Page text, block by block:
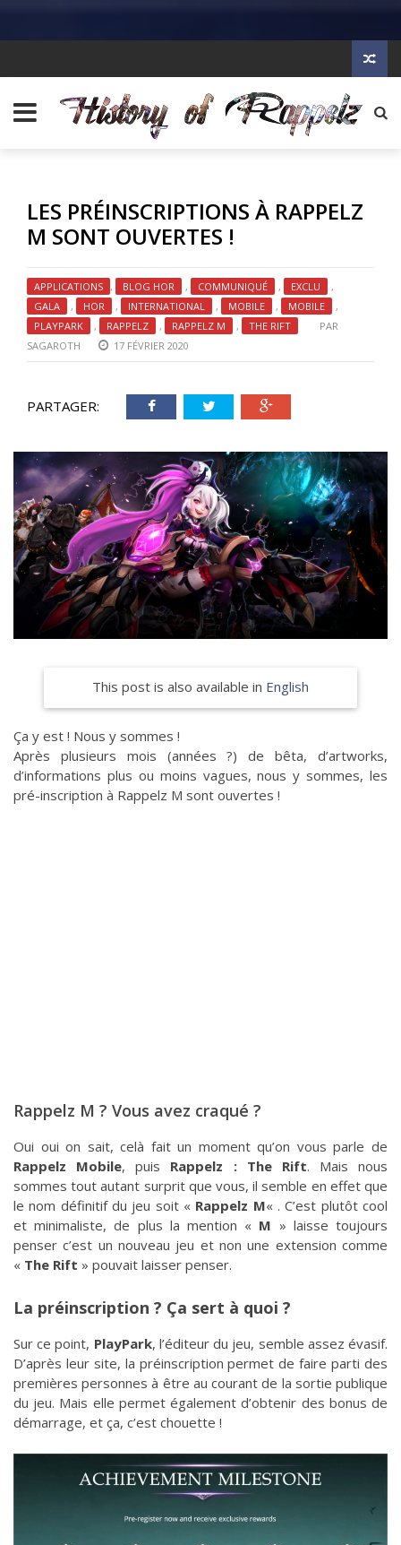
LES PRÉINSCRIPTIONS À RAPPELZ
M SONT OUVERTES !
APPLICATIONS , BLOG HOR , COMMUNIQUÉ , EXCLU
,
GALA
, HOR , INTERNATIONAL , MOBILE , MOBILE
,
PLAYPARK
, RAPPELZ , RAPPELZ M , THE RIFT
PAR
SAGAROTH
17 FÉVRIER 2020
PARTAGER:
This post is also available in English
Ça y est ! Nous y sommes !
Après plusieurs mois (années ?) de bêta, d’artworks,
d’informations plus ou moins vagues, nous y sommes, les
pré-inscription à Rappelz M sont ouvertes !
Rappelz M ? Vous avez craqué ?
Oui oui on sait, celà fait un moment qu’on vous parle de
Rappelz Mobile, puis Rappelz : The Rift. Mais nous
sommes tout autant surprit que vous, il semble en effet que
le nom définitif du jeu soit « Rappelz M« . C’est plutôt cool
et minimaliste, de plus la mention « M » laisse toujours
penser c’est un nouveau jeu et non une extension comme
« The Rift » pouvait laisser penser.
La préinscription ? Ça sert à quoi ?
Sur ce point, PlayPark, l’éditeur du jeu, semble assez évasif.
D’après leur site, la préinscription permet de faire parti des
premières personnes à être au courant de la sortie publique
du jeu. Mais elle permet également d’obtenir des bonus de
démarrage, et ça, c’est chouette !